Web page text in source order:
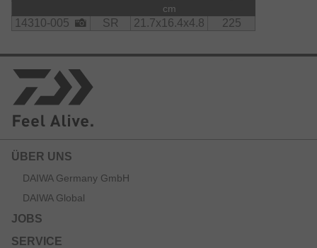
cm
14310-005 SR 21.7x16.4x4.8 225
ÜBER UNS
DAIWA Germany GmbH
DAIWA Global
JOBS
SERVICE